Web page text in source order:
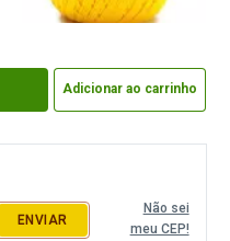
12 Itens
Adicionar ao carrinho
ENVIAR
Não sei
meu CEP!